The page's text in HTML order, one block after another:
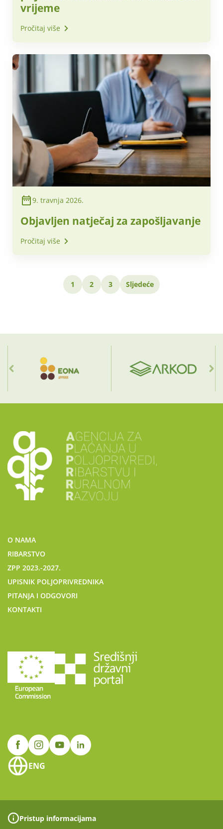
vrijeme
Pročitaj više
9. travnja 2026.
Objavljen natječaj za zapošljavanje
Pročitaj više
1 2 3 Sljedeće
O NAMA
RIBARSTVO
ZPP 2023.-2027.
UPISNIK POLJOPRIVREDNIKA
PITANJA I ODGOVORI
KONTAKTI
ENG
Pristup informacijama